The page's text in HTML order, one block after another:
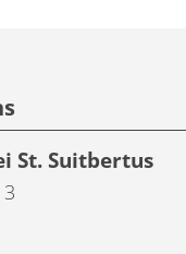
St. Suitbertus